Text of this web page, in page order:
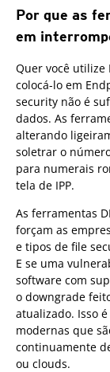
Por que as
em
Quer você utilize
colocá-lo em
security não é
dados. As
alterando
soletrar o
para numerais
tela de IPP.
As ferramentas
forçam as
e tipos de file
E se uma
software com
o downgrade
atualizado. Isso
modernas que
continuamente
ou clouds.